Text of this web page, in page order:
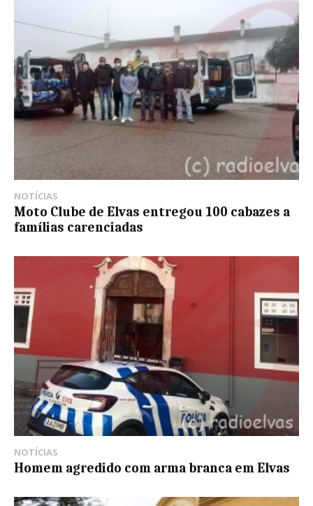
NOTÍCIAS
Moto Clube de Elvas entregou 100 cabazes a
famílias carenciadas
NOTÍCIAS
Homem agredido com arma branca em Elvas